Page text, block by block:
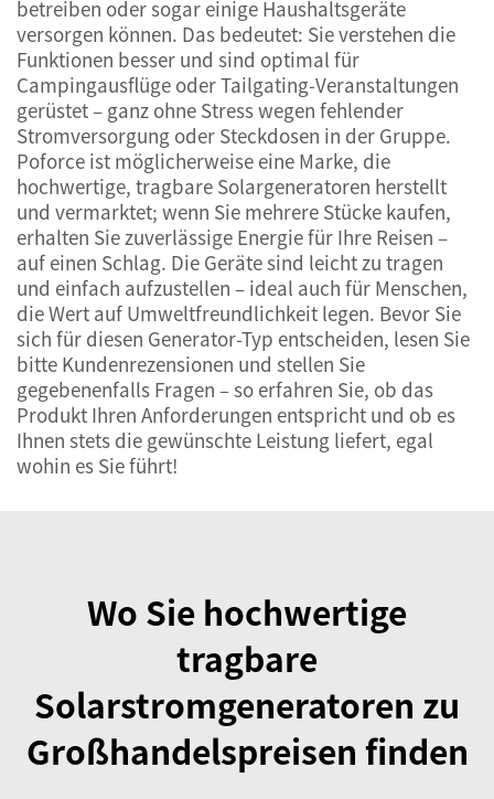
betreiben oder sogar einige Haushaltsgeräte
versorgen können. Das bedeutet: Sie verstehen die
Funktionen besser und sind optimal für
Campingausflüge oder Tailgating-Veranstaltungen
gerüstet – ganz ohne Stress wegen fehlender
Stromversorgung oder Steckdosen in der Gruppe.
Poforce ist möglicherweise eine Marke, die
hochwertige, tragbare Solargeneratoren herstellt
und vermarktet; wenn Sie mehrere Stücke kaufen,
erhalten Sie zuverlässige Energie für Ihre Reisen –
auf einen Schlag. Die Geräte sind leicht zu tragen
und einfach aufzustellen – ideal auch für Menschen,
die Wert auf Umweltfreundlichkeit legen. Bevor Sie
sich für diesen Generator-Typ entscheiden, lesen Sie
bitte Kundenrezensionen und stellen Sie
gegebenenfalls Fragen – so erfahren Sie, ob das
Produkt Ihren Anforderungen entspricht und ob es
Ihnen stets die gewünschte Leistung liefert, egal
wohin es Sie führt!
Wo Sie hochwertige
tragbare
Solarstromgeneratoren zu
Großhandelspreisen finden